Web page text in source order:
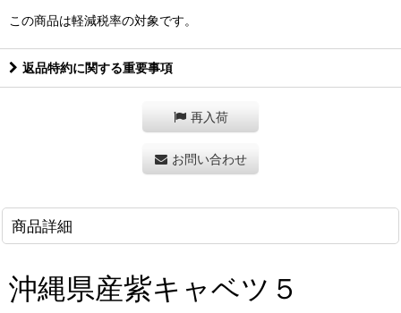
この商品は軽減税率の対象です。
返品特約に関する重要事項
再入荷
お問い合わせ
商品詳細
沖縄県産紫キャベツ５